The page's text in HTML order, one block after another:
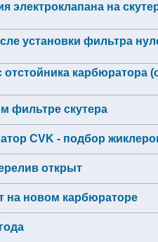
электроклапана на
установки фильтра
отстойника карбюратора
фильтре скутера
CVK - подбор
открыт
на новом карбюраторе